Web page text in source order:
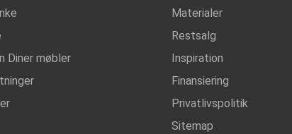
Diner møbler
Materialer
Restsalg
Inspiration
Finansiering
Privatlivspolitik
Sitemap